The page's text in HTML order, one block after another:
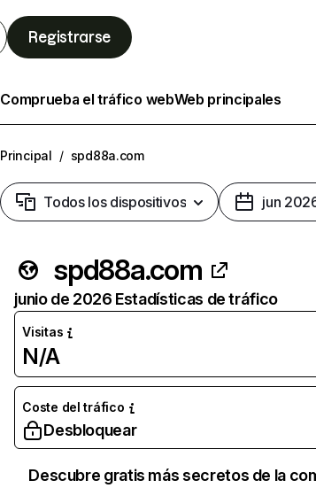
Registrarse
Comprueba el tráfico webWeb principales
Principal / spd88a.com
Todos los dispositivos jun
spd88a.com
junio de 2026 Estadísticas de tráfico
Visitas
N/A
Coste del tráfico
Desbloquear
Descubre gratis más secretos de la